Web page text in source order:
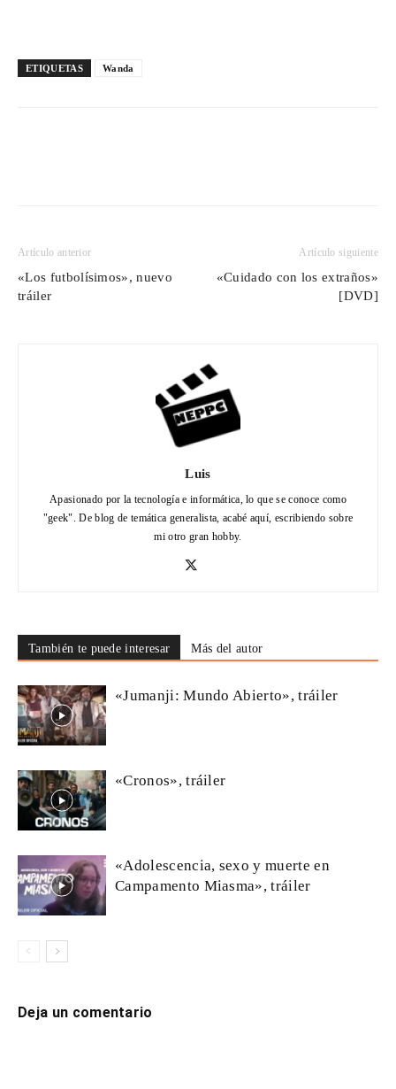
ETIQUETAS Wanda
Artículo anterior
«Los futbolísimos», nuevo
tráiler
Artículo siguiente
«Cuidado con los extraños»
[DVD]
Luis
Apasionado por la tecnología e informática, lo que se conoce como
"geek". De blog de temática generalista, acabé aquí, escribiendo sobre
mi otro gran hobby.
También te puede interesar Más del autor
«Jumanji: Mundo Abierto», tráiler
«Cronos», tráiler
«Adolescencia, sexo y muerte en
Campamento Miasma», tráiler
Deja un comentario